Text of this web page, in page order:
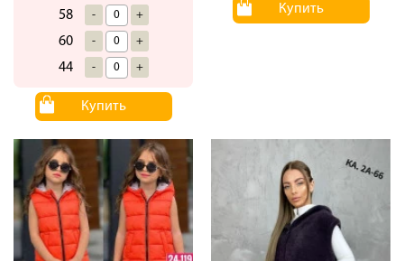
58 - +
60 - +
44 - +
Купить
Купить